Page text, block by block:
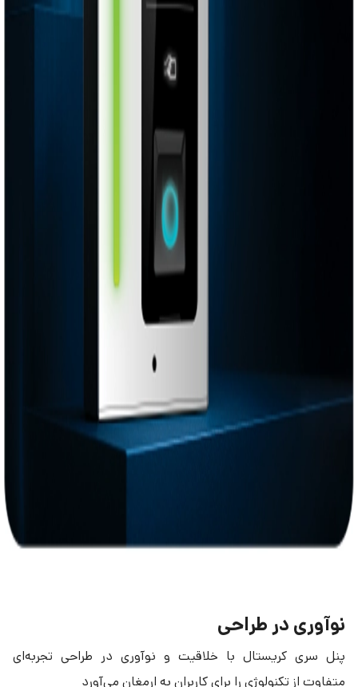
نوآوری در طراحی
پنل سری کریستال با خلاقیت و نوآوری در طراحی تجربه‌ای
متفاوت از تکنولوژی را برای کاربران به ارمغان می‌آورد